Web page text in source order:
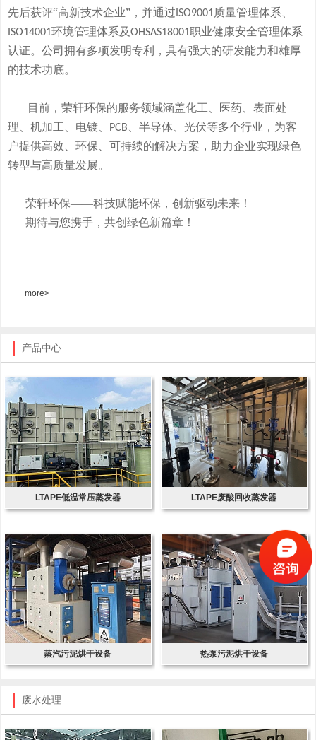
先后获评“高新技术企业”，并通过 ISO9001质量管理体系、
ISO14001环境管理体系及OHSAS18001职业健康安全管理体系
认证。公司拥有多项发明专利，具有强大的研发能力和雄厚
的技术功底。
目前，荣轩环保的服务领域涵盖化工、医药、表面处
理、机加工、电镀、
PCB
、半导体、光伏等多个行业，为客
户提供高效、环保、可持续的解决方案，助力企业实现绿色
转型与高质量发展。
荣轩环保——科技赋能环保，创新驱动未来！
期待与您携手，共创绿色新篇章！
more>
产品中心
LTAPE低温常压蒸发器 LTAPE废酸回收蒸发器
蒸汽污泥烘干设备 热泵污泥烘干设备
废水处理